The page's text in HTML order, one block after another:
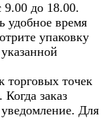
9.00 до 18.00.
удобное время
упаковку
торговых точек
заказ
Для